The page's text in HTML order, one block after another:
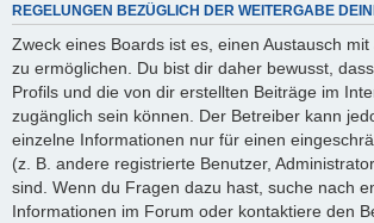
REGELUNGEN BEZÜGLICH DER WEITERGABE
Zweck eines Boards ist es, einen Austausch
zu ermöglichen. Du bist dir daher bewusst,
Profils und die von dir erstellten Beiträge im
zugänglich sein können. Der Betreiber kann
einzelne Informationen nur für einen
(z. B. andere registrierte Benutzer,
sind. Wenn du Fragen dazu hast, suche nach
Informationen im Forum oder kontaktiere den